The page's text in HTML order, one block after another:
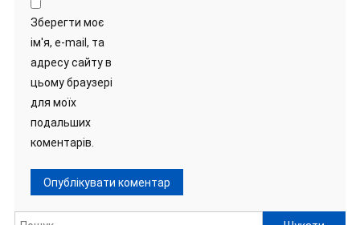
Зберегти моє
ім'я, e-mail, та
адресу сайту в
цьому браузері
для моїх
подальших
коментарів.
Пошук: